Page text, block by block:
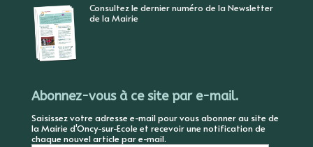
Consultez le dernier numéro de la Newsletter
de la Mairie
Abonnez-vous à ce site par e-mail.
Saisissez votre adresse e-mail pour vous abonner au site de
la Mairie d'Oncy-sur-Ecole et recevoir une notification de
chaque nouvel article par e-mail.